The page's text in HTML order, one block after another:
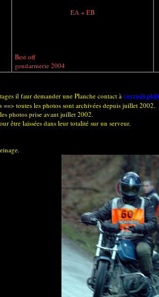
EA + EB
Best off
gendarmerie 2004
il faur demander une Planche contact à
==> toutes les photos sont archivées depuis juillet 2002.
photos prise avant juillet 2002.
être laissées dans leur totalité sur un serveur.